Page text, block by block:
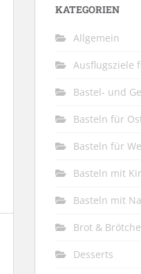
KATEGORIEN
Allgemein
Ausflugsziele
Bastel- und
Basteln für
Basteln für
Basteln mit
Basteln mit
Brot &
Desserts